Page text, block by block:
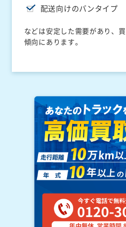
配送向けのバンタイプ
などは安定した需要があり、
傾向にあります。